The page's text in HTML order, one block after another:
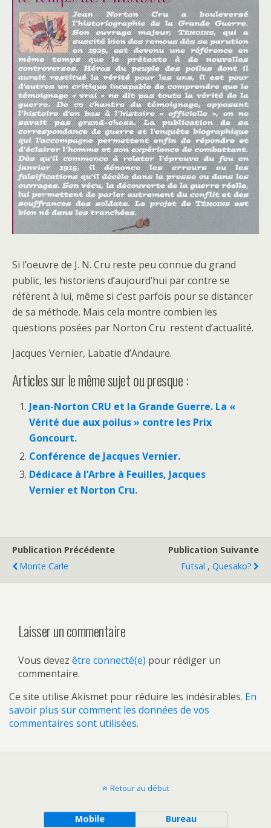
Si l’oeuvre de J. N. Cru reste peu connue du grand
public, les historiens d’aujourd’hui par contre se
réfèrent à lui, même si c’est parfois pour se distancer
de sa méthode. Mais cela montre combien les
questions posées par Norton Cru restent d’actualité.
Jacques Vernier, Labatie d’Andaure.
Articles sur le même sujet ou presque :
Jean-Norton CRU et la Grande Guerre. La «
Vérité due aux poilus » contre les Prix
Goncourt.
Conférence de Jacques Vernier.
Dédicace à l’Arbre à Feuilles, Jacques
Vernier et Norton Cru.
Publication Précédente
Monte Carle
Publication Suivante
Futsal , Quesako?
Laisser un commentaire
Vous devez être connecté(e) pour rédiger un
commentaire.
Ce site utilise Akismet pour réduire les indésirables. En
savoir plus sur comment les données de vos
commentaires sont utilisées.
Retour au début
Mobile Bureau